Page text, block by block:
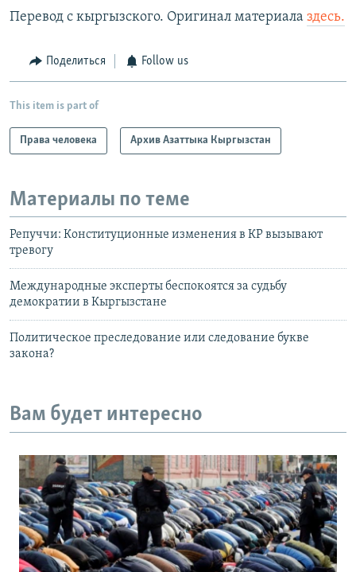
Перевод с кыргызского. Оригинал материала здесь.
Поделиться Follow us
This item is part of
Права человека Архив Азаттыка Кыргызстан
Материалы по теме
Репуччи: Конституционные изменения в КР вызывают
тревогу
Международные эксперты беспокоятся за судьбу
демократии в Кыргызстане
Политическое преследование или следование букве
закона?
Вам будет интересно